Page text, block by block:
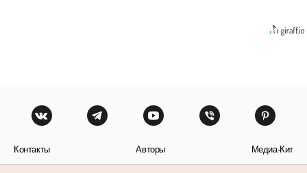
Контакты Авторы Медиа-Кит